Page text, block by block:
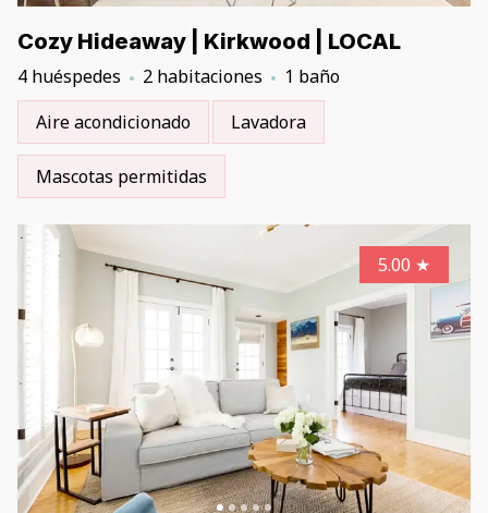
Cozy Hideaway | Kirkwood | LOCAL
4 huéspedes 2 habitaciones
1 baño
Aire acondicionado
Lavadora
Mascotas permitidas
5.00 ★